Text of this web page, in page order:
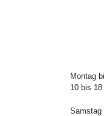
Montag
10 bis 18
Samstag